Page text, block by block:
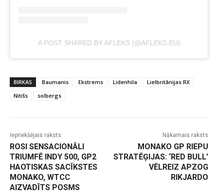
A POST SHARED BY AFLEKS (@AFLEKS.EU)
BIRKAS Baumanis Ekstrems Lidenhila
Lielbritānijas RX
Nitišs
solbergs
Iepriekšējais raksts
ROSI SENSACIONĀLI
TRIUMFĒ INDY 500, GP2
HAOTISKAS SACĪKSTES
MONAKO, WTCC
AIZVADĪTS POSMS
Nākamais raksts
MONAKO GP RIEPU
STRATĒĢIJAS: ‘RED BULL’
VĒLREIZ APZOG
RIKJARDO